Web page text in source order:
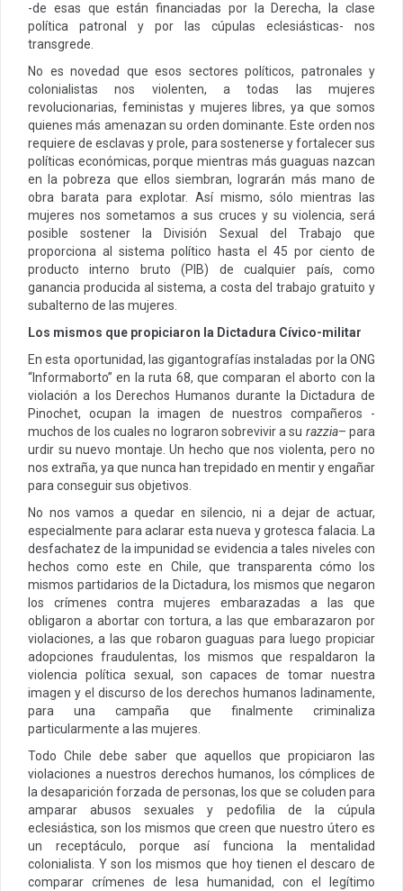
-de esas que están financiadas por la Derecha, la clase
política patronal y por las cúpulas eclesiásticas- nos
transgrede.
No es novedad que esos sectores políticos, patronales y
colonialistas nos violenten, a todas las mujeres
revolucionarias, feministas y mujeres libres, ya que somos
quienes más amenazan su orden dominante. Este orden nos
requiere de esclavas y prole, para sostenerse y fortalecer sus
políticas económicas, porque mientras más guaguas nazcan
en la pobreza que ellos siembran, lograrán más mano de
obra barata para explotar. Así mismo, sólo mientras las
mujeres nos sometamos a sus cruces y su violencia, será
posible sostener la División Sexual del Trabajo que
proporciona al sistema político hasta el 45 por ciento de
producto interno bruto (PIB) de cualquier país, como
ganancia producida al sistema, a costa del trabajo gratuito y
subalterno de las mujeres.
Los mismos que propiciaron la Dictadura Cívico-militar
En esta oportunidad, las gigantografías instaladas por la ONG
“Informaborto” en la ruta 68, que comparan el aborto con la
violación a los Derechos Humanos durante la Dictadura de
Pinochet, ocupan la imagen de nuestros compañeros -
muchos de los cuales no lograron sobrevivir a su razzia– para
urdir su nuevo montaje. Un hecho que nos violenta, pero no
nos extraña, ya que nunca han trepidado en mentir y engañar
para conseguir sus objetivos.
No nos vamos a quedar en silencio, ni a dejar de actuar,
especialmente para aclarar esta nueva y grotesca falacia. La
desfachatez de la impunidad se evidencia a tales niveles con
hechos como este en Chile, que transparenta cómo los
mismos partidarios de la Dictadura, los mismos que negaron
los crímenes contra mujeres embarazadas a las que
obligaron a abortar con tortura, a las que embarazaron por
violaciones, a las que robaron guaguas para luego propiciar
adopciones fraudulentas, los mismos que respaldaron la
violencia política sexual, son capaces de tomar nuestra
imagen y el discurso de los derechos humanos ladinamente,
para una campaña que finalmente criminaliza
particularmente a las mujeres.
Todo Chile debe saber que aquellos que propiciaron las
violaciones a nuestros derechos humanos, los cómplices de
la desaparición forzada de personas, los que se coluden para
amparar abusos sexuales y pedofilia de la cúpula
eclesiástica, son los mismos que creen que nuestro útero es
un receptáculo, porque así funciona la mentalidad
colonialista. Y son los mismos que hoy tienen el descaro de
comparar crímenes de lesa humanidad, con el legítimo